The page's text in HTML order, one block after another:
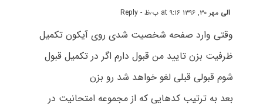
الی مهر ۳۰, ۱۳۹۶ at ۹:۱۶ ب٫ظ - Reply
وقتی وارد صفحه شخصیت شدی روی آیکون تکمیل
ظرفیت بزن تایید من قبول دارم اگر در تکمیل قبول
شوم قبولی قبلی لغو خواهد شد رو بزن
بعد به ترتیب کدهایی که از مجموعه امتحانیت در